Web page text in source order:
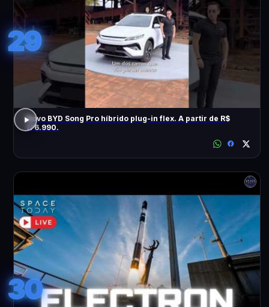
29
Novo BYD Song Pro híbrido plug-in flex. A partir de R$
176.990.
30